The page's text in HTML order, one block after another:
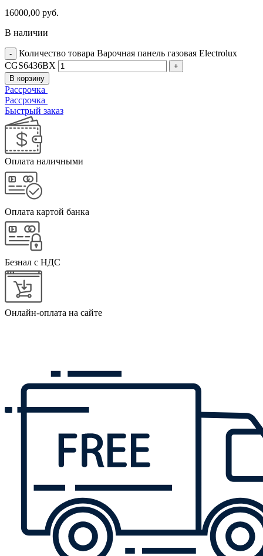
16000,00 руб.
В наличии
Количество товара Варочная панель газовая Electrolux
CGS6436BX
В корзину
Рассрочка
Рассрочка
Быстрый заказ
Оплата наличными
Оплата картой банка
Безнал с НДС
Онлайн-оплата на сайте